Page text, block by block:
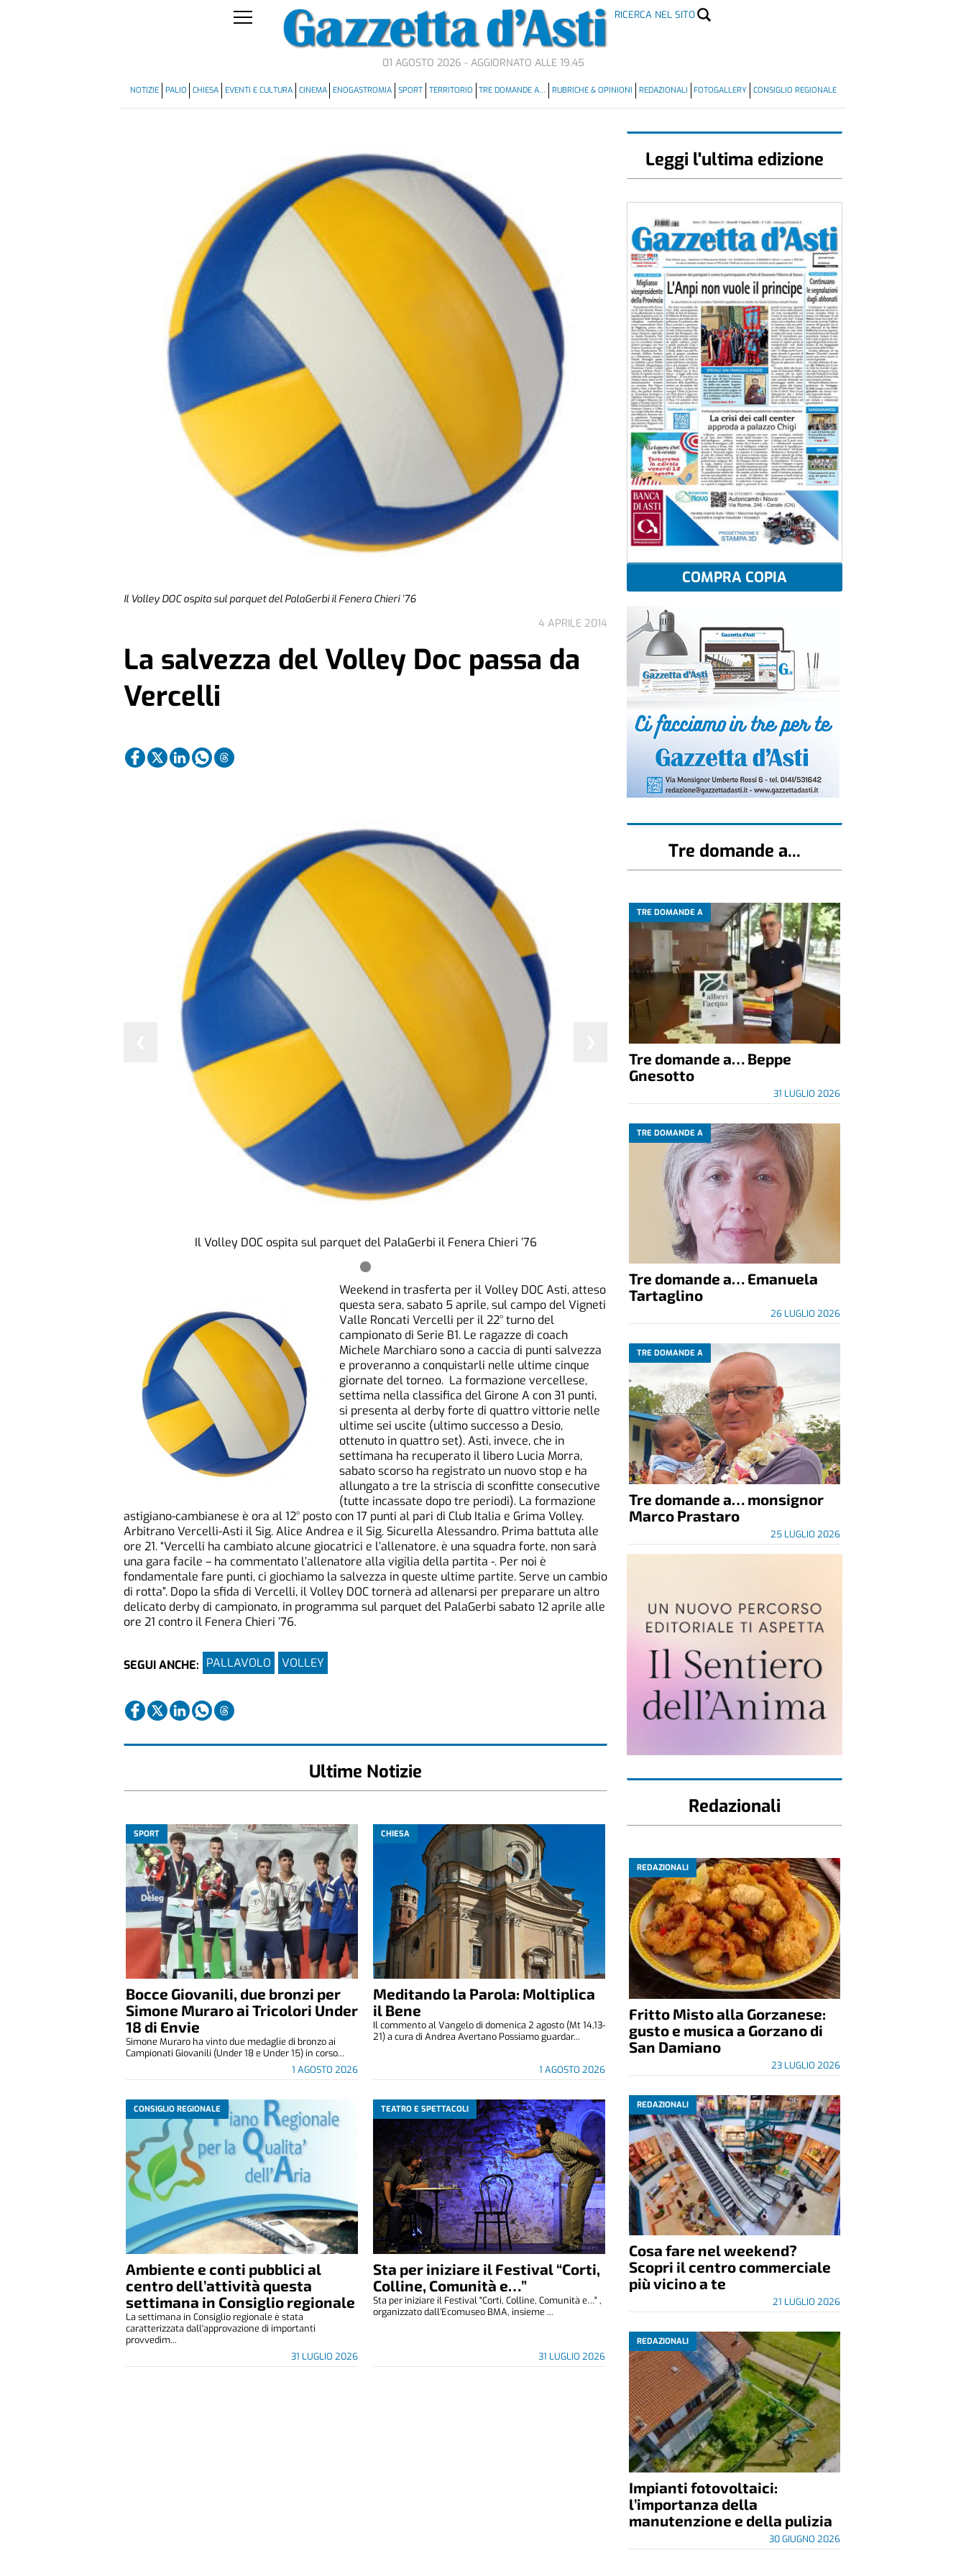
RICERCA NEL SITO
01 AGOSTO 2026 - AGGIORNATO ALLE 19.45
NOTIZIE PALIO CHIESA EVENTI E CULTURA CINEMA ENOGASTROMIA SPORT TERRITORIO TRE DOMANDE A… RUBRICHE & OPINIONI REDAZIONALI FOTOGALLERY CONSIGLIO REGIONALE
Il Volley DOC ospita sul parquet del PalaGerbi il Fenera Chieri ’76
4 APRILE 2014
La salvezza del Volley Doc passa da
Vercelli
Il Volley DOC ospita sul parquet del PalaGerbi il Fenera Chieri ’76
Weekend in trasferta per il Volley DOC Asti, atteso
questa sera, sabato 5 aprile, sul campo del Vigneti
Valle Roncati Vercelli per il 22° turno del
campionato di Serie B1. Le ragazze di coach
Michele Marchiaro sono a caccia di punti salvezza
e proveranno a conquistarli nelle ultime cinque
giornate del torneo. La formazione vercellese,
settima nella classifica del Girone A con 31 punti,
si presenta al derby forte di quattro vittorie nelle
ultime sei uscite (ultimo successo a Desio,
ottenuto in quattro set). Asti, invece, che in
settimana ha recuperato il libero Lucia Morra,
sabato scorso ha registrato un nuovo stop e ha
allungato a tre la striscia di sconfitte consecutive
(tutte incassate dopo tre periodi). La formazione
astigiano-cambianese è ora al 12° posto con 17 punti al pari di Club Italia e Grima Volley.
Arbitrano Vercelli-Asti il Sig. Alice Andrea e il Sig. Sicurella Alessandro. Prima battuta alle
ore 21. “Vercelli ha cambiato alcune giocatrici e l’allenatore, è una squadra forte, non sarà
una gara facile – ha commentato l’allenatore alla vigilia della partita -. Per noi è
fondamentale fare punti, ci giochiamo la salvezza in queste ultime partite. Serve un cambio
di rotta”. Dopo la sfida di Vercelli, il Volley DOC tornerà ad allenarsi per preparare un altro
delicato derby di campionato, in programma sul parquet del PalaGerbi sabato 12 aprile alle
ore 21 contro il Fenera Chieri ’76.
SEGUI ANCHE: PALLAVOLO VOLLEY
Ultime Notizie
SPORT
Bocce Giovanili, due bronzi per
Simone Muraro ai Tricolori Under
18 di Envie
1 AGOSTO 2026
Simone Muraro ha vinto due medaglie di bronzo ai
Campionati Giovanili (Under 18 e Under 15) in corso...
CHIESA
Meditando la Parola: Moltiplica
il Bene
1 AGOSTO 2026
Il commento al Vangelo di domenica 2 agosto (Mt 14,13-
21) a cura di Andrea Avertano Possiamo guardar...
CONSIGLIO REGIONALE
Ambiente e conti pubblici al
centro dell’attività questa
settimana in Consiglio regionale
31 LUGLIO 2026
La settimana in Consiglio regionale è stata
caratterizzata dall'approvazione di importanti
provvedim...
TEATRO E SPETTACOLI
Sta per iniziare il Festival “Corti,
Colline, Comunità e…”
31 LUGLIO 2026
Sta per iniziare il Festival "Corti, Colline, Comunità e…" ,
organizzato dall’Ecomuseo BMA, insieme ...
Leggi l'ultima edizione
COMPRA COPIA
Tre domande a...
TRE DOMANDE A
Tre domande a… Beppe
Gnesotto
31 LUGLIO 2026
TRE DOMANDE A
Tre domande a… Emanuela
Tartaglino
26 LUGLIO 2026
TRE DOMANDE A
Tre domande a… monsignor
Marco Prastaro
25 LUGLIO 2026
Redazionali
REDAZIONALI
Fritto Misto alla Gorzanese:
gusto e musica a Gorzano di
San Damiano
23 LUGLIO 2026
REDAZIONALI
Cosa fare nel weekend?
Scopri il centro commerciale
più vicino a te
21 LUGLIO 2026
REDAZIONALI
Impianti fotovoltaici:
l’importanza della
manutenzione e della pulizia
30 GIUGNO 2026